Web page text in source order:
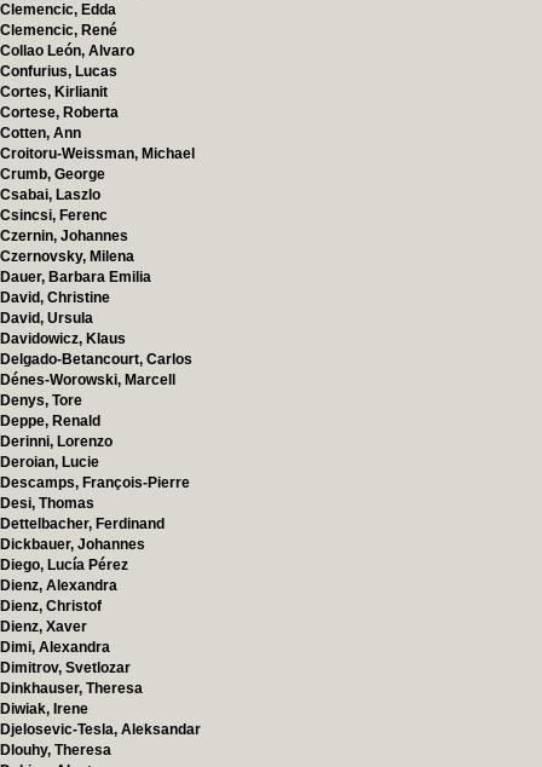
Clemencic, Edda
Clemencic, René
Collao León, Alvaro
Confurius, Lucas
Cortes, Kirlianit
Cortese, Roberta
Cotten, Ann
Croitoru-Weissman, Michael
Crumb, George
Csabai, Laszlo
Csincsi, Ferenc
Czernin, Johannes
Czernovsky, Milena
Dauer, Barbara Emilia
David, Christine
David, Ursula
Davidowicz, Klaus
Delgado-Betancourt, Carlos
Dénes-Worowski, Marcell
Denys, Tore
Deppe, Renald
Derinni, Lorenzo
Deroian, Lucie
Descamps, François-Pierre
Desi, Thomas
Dettelbacher, Ferdinand
Dickbauer, Johannes
Diego, Lucía Pérez
Dienz, Alexandra
Dienz, Christof
Dienz, Xaver
Dimi, Alexandra
Dimitrov, Svetlozar
Dinkhauser, Theresa
Diwiak, Irene
Djelosevic-Tesla, Aleksandar
Dlouhy, Theresa